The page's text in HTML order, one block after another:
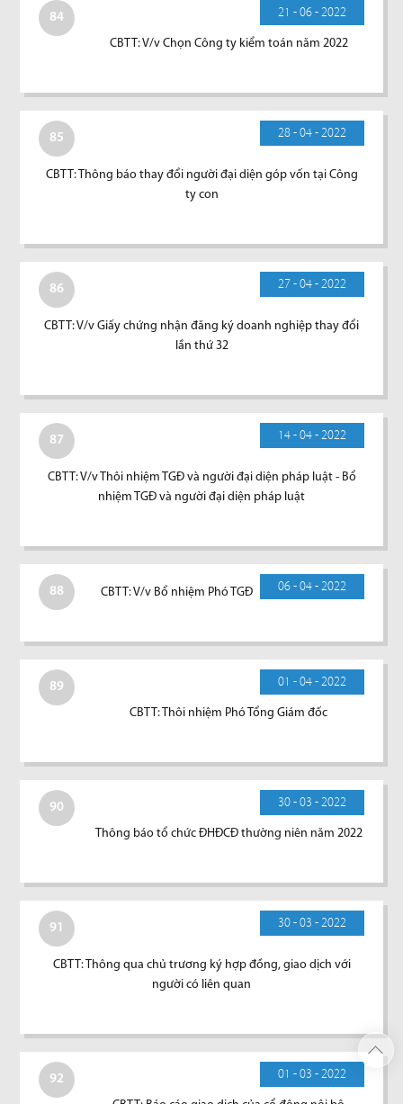
84 21 - 06 - 2022
CBTT: V/v Chọn Công ty kiểm toán năm 2022
85 28 - 04 - 2022
CBTT: Thông báo thay đổi người đại diện góp vốn tại Công
ty con
86 27 - 04 - 2022
CBTT: V/v Giấy chứng nhận đăng ký doanh nghiệp thay đổi
lần thứ 32
87 14 - 04 - 2022
CBTT: V/v Thôi nhiệm TGĐ và người đại diện pháp luật - Bổ
nhiệm TGĐ và người đại diện pháp luật
88 06 - 04 - 2022
CBTT: V/v Bổ nhiệm Phó TGĐ
89 01 - 04 - 2022
CBTT: Thôi nhiệm Phó Tổng Giám đốc
90 30 - 03 - 2022
Thông báo tổ chức ĐHĐCĐ thường niên năm 2022
91 30 - 03 - 2022
CBTT: Thông qua chủ trương ký hợp đồng, giao dịch với
người có liên quan
92 01 - 03 - 2022